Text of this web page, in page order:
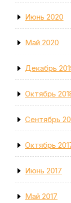
Июнь 2020
Май 2020
Декабрь
Октябрь
Сентябрь
Октябрь
Июнь 2017
Май 2017